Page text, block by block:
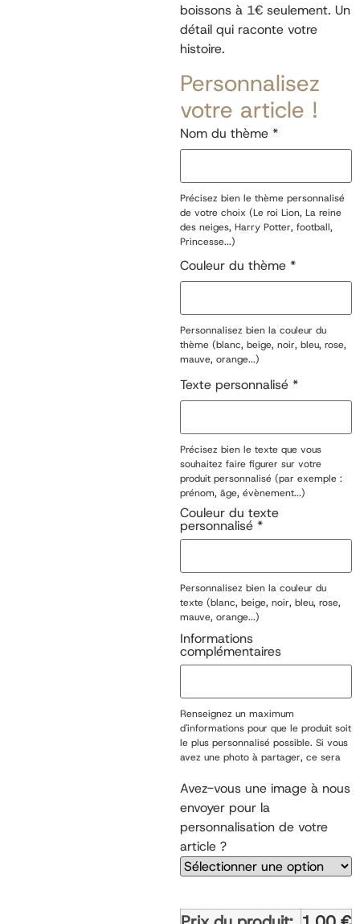
boissons à 1€ seulement. Un
détail qui raconte votre
histoire.
Personnalisez
votre article !
Nom du thème *
Précisez bien le thème personnalisé
de votre choix (Le roi Lion, La reine
des neiges, Harry Potter, football,
Princesse...)
Couleur du thème *
Personnalisez bien la couleur du
thème (blanc, beige, noir, bleu, rose,
mauve, orange...)
Texte personnalisé *
Précisez bien le texte que vous
souhaitez faire figurer sur votre
produit personnalisé (par exemple :
prénom, âge, évènement...)
Couleur du texte
personnalisé *
Personnalisez bien la couleur du
texte (blanc, beige, noir, bleu, rose,
mauve, orange...)
Informations
complémentaires
Renseignez un maximum
d'informations pour que le produit soit
le plus personnalisé possible. Si vous
avez une photo à partager, ce sera
passée.
Avez-vous une image à nous
envoyer pour la
personnalisation de votre
article ?